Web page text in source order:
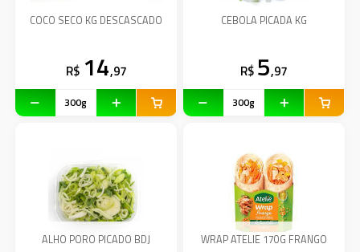
COCO SECO KG DESCASCADO
R$ 14,97
CEBOLA PICADA KG
R$ 5,97
ALHO PORO PICADO BDJ WRAP ATELIE 170G FRANGO